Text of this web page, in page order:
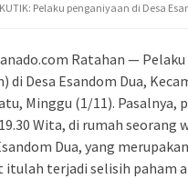
Pelaku penganiyaan di Desa
Ratahan —
di Desa Esandom Dua,
Minggu (1/11).
Wita, di rumah seorang
Dua, yang
itulah terjadi selisih paham